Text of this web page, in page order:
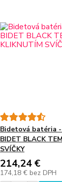
Bidetová batéria -
BIDET BLACK
SVÍČKY
214,24 €
174,18 € bez DPH